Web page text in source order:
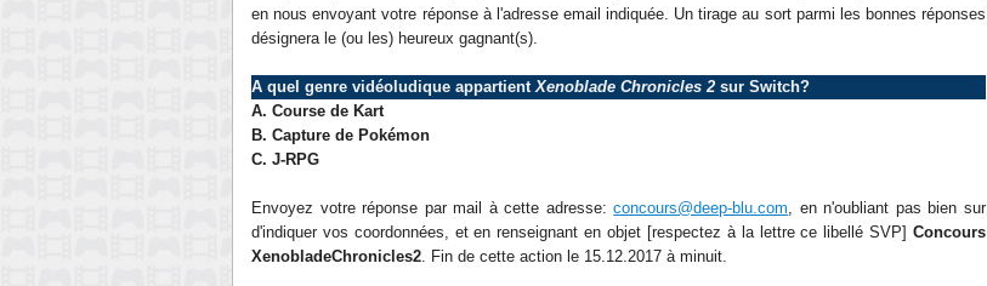
en nous envoyant votre réponse à l'adresse email indiquée. Un tirage au sort parmi les bonnes réponses
désignera le (ou les) heureux gagnant(s).
A quel genre vidéoludique appartientXenoblade Chronicles 2 sur Switch?
A. Course de Kart
B. Capture de Pokémon
C. J-RPG
Envoyez votre réponse par mail à cette adresse:concours@deep-blu.com, en n'oubliant pas bien sur
d'indiquer vos coordonnées, et en renseignant en objet [respectez à la lettre ce libellé SVP] Concours
XenobladeChronicles2. Fin de cette action le 15.12.2017 à minuit.